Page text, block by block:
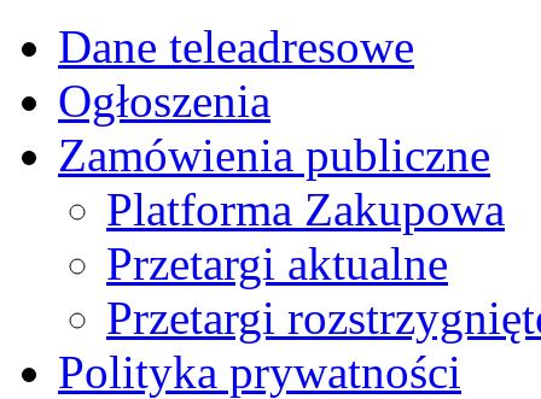
Dane teleadresowe
Ogłoszenia
Zamówienia publiczne
Platforma Zakupowa
Przetargi aktualne
Przetargi
Polityka prywatności